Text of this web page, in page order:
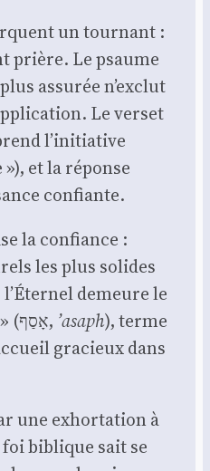
un tour­nant :
prière. Le psaume
assu­rée n’exclut
Le ver­set
l’initiative
et la réponse
confiante.
la confiance :
les plus solides
demeure le
Dieu qui « recueille » (אָסַף, ’asaph), terme
gra­cieux dans
une exhor­ta­tion à
biblique sait se